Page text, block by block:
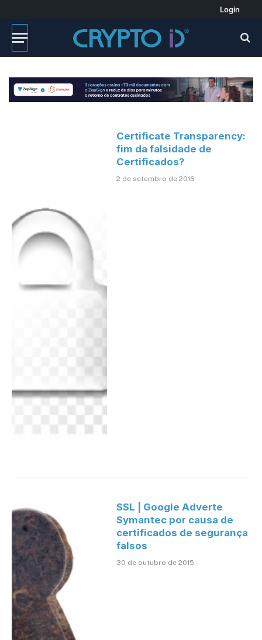
Login
Certificate Transparency:
fim da falsidade de
Certificados?
2 de setembro de 2016
SSL | Google Adverte
Symantec por causa de
certificados de segurança
falsos
30 de outubro de 2015